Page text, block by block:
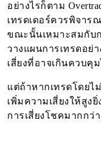
อย่างไรก็ตาม
เทรดเดอร์ควรพิจา
ขณะนั้นเหมาะสมกับก
วางแผนการเทรดอย่
เสี่ยงที่อาจเกินควบคุ
แต่ถ้าหากเทรดโดยไ
เพิ่มความเสี่ยงให้สูง
การเสี่ยงโชคมากกว่